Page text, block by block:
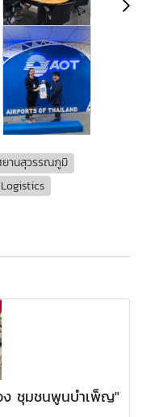
ยานสุวรรณภูมิ
Logistics
ง ชุมชนพูนบำเพ็ญ"